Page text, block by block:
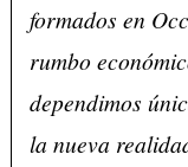
formados en
rumbo
dependimos
la nueva